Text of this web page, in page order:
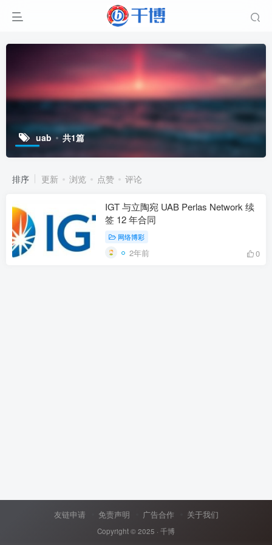
uab 共1篇
排序 更新 浏览 点赞 评论
IGT 与立陶宛 UAB Perlas Network 续
签 12 年合同
网络博彩
2年前 0
友链申请 免责声明 广告合作 关于我们
Copyright © 2025 · 千博